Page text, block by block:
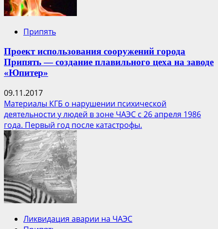
Припять
Проект использования сооружений города
Припять — создание плавильного цеха на заводе
«Юпитер»
09.11.2017
Материалы КГБ о нарушении психической
деятельности у людей в зоне ЧАЭС с 26 апреля 1986
года. Первый год после катастрофы.
Ликвидация аварии на ЧАЭС